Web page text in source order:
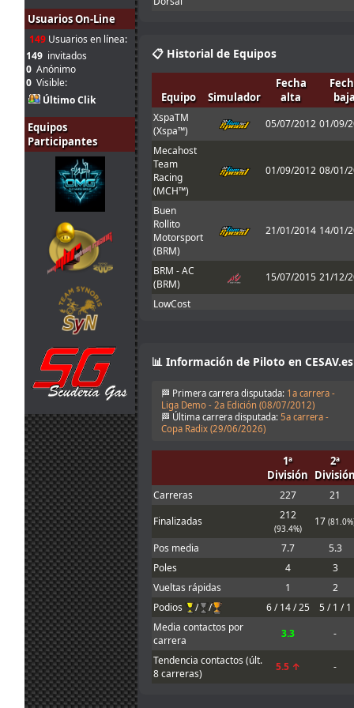
31
jul.
10:51
mitsumeku:
Tienes que
enviarlo al host
cuando sales de
boxes ; Para que
valide el setup
jul.
10:21
Ferminator
Perdon, no se
que pasa con el
set obligatorio,
yo lo meto en la
carpeta de
setup y me echa
en 30
menjacocs
1 segunto en el
T1 !!!!
Cameron!!!
15:04
Malavida Valdez
Mola! Nos
vemos el Lunes
johneysvk
Would be good
to allow
different tyre
manufacturers
jul.
13:53
camtawn
Ah that makes
sense! Gracias :)
30
jul.
13:47
mitsumeku:
Yes, it isn't fully
explained in the
information. You
can lower the
brake force, but
not increase it.
Sorry.
30
jul.
13:19
camtawn:
I think the
servers want
the brake power
check disabling.
According to the
setup info,
brake power is
one of the
adjustments
allowed
29
jul.
18:36
Maxxis:
Mola, muy
buena iniciativa
!
29
Me gusta el
concepto
Usuarios On-Line
149 Usuarios en línea:
149 invitados
0 Anónimo
0 Visible:
Último Clik
Equipos
Participantes
📋 Historial de Equipos
Equipo Simulador
Fecha
alta
XspaTM
(Xspa™)
05/07/2012 01/09/
Mecahost
Team
Racing
(MCH™)
01/09/2012 08/01/
Buen
Rollito
Motorsport
(BRM)
21/01/2014 14/01/
BRM - AC
(BRM)
15/07/2015 21/12/
LowCost
📊 Información de Piloto en CESAV.es
🏁 Primera carrera disputada: 1a carrera -
Liga Demo - 2a Edición (08/07/2012)
🏁 Última carrera disputada: 5a carrera -
Copa Radix (29/06/2026)
1ª
División
2ª
Carreras 227
21
Finalizadas
212
(93.4%)
17
Pos media 7.7
5.3
Poles
4
3
Vueltas rápidas
1
2
Podios
/ / 6 / 14 / 25
5 / 1 / 1
Media contactos por
carrera
3.3
-
Tendencia contactos (últ.
8 carreras)
5.5 ↑ -